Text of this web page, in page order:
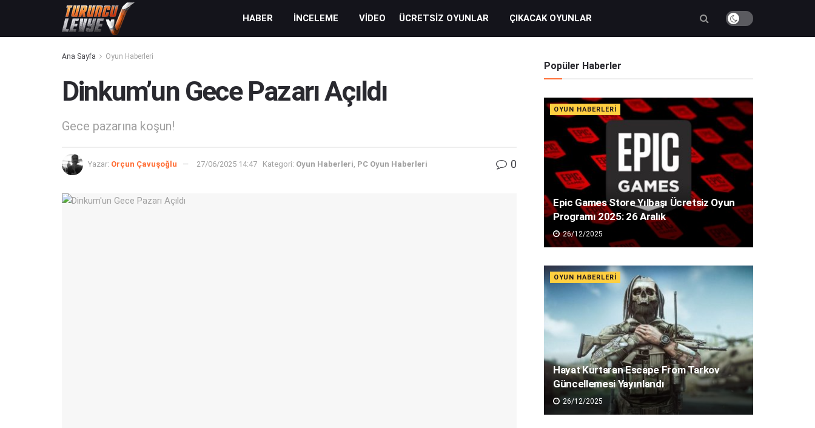
HABER İNCELEME VIDEO ÜCRETSIZ OYUNLAR ÇIKACAK OYUNLAR
Ana Sayfa Oyun Haberleri
Dinkum’un Gece Pazarı Açıldı
Gece pazarına koşun!
Yazar: Orçun Çavuşoğlu 27/06/2025 14:47 Kategori: Oyun Haberleri PC Oyun Haberleri 0
Popüler Haberler
OYUN HABERLERI
Epic Games Store Yılbaşı Ücretsiz Oyun
Programı 2025: 26 Aralık
26/12/2025
OYUN HABERLERI
Hayat Kurtaran Escape From Tarkov
Güncellemesi Yayınlandı
26/12/2025